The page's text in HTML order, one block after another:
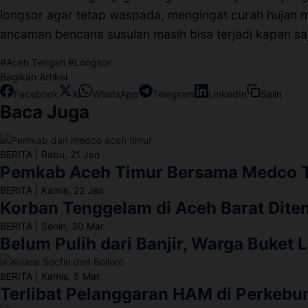
longsor agar tetap waspada, mengingat curah hujan
ancaman bencana susulan masih bisa terjadi kapan
#Aceh Tengah #Longsor
Bagikan Artikel
Facebook
X WhatsApp Telegram LinkedIn Salin
Baca Juga
BERITA Rabu, 21 Jan
Pemkab Aceh Timur Bersama
BERITA Kamis, 22 Jan
Korban Tenggelam di Aceh Barat
BERITA Senin, 30 Mar
Belum Pulih dari Banjir, Warga Buket
BERITA Kamis, 5 Mar
Terlibat Pelanggaran HAM di